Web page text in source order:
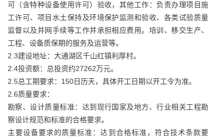
可（含特种设备使用许可）验收，其他工作：负责办理项目施
工许可、项目水土保持及环境保护监测和验收、各类试验质量
监督以及并网手续等工作并承担相应费用。培训、移交生产、
工程、设备质保期的服务及运营等。
2.3建设地址：大通湖区千山红镇利厚村。
2.4投资额：总投资约27262万元。
2.5总工期要求：150日历天，具体开工日期以开工令为准。
2.6质量要求：
勘察、设计质量标准：达到现行国家及地方、行业相关工程勘
察设计规范和标准的合格要求。
主要设备要求的质量标准：达到合格标准，符合技术条款要